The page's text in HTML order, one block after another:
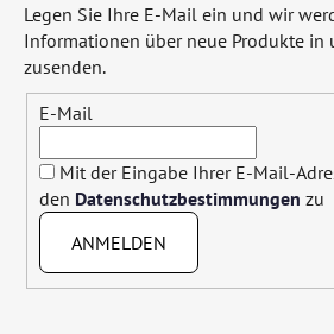
Legen Sie Ihre E-Mail ein und wir
Informationen über neue Produkte in
zusenden.
E-Mail
Mit der Eingabe Ihrer E-Mail-
den Datenschutzbestimmungen zu
ANMELDEN